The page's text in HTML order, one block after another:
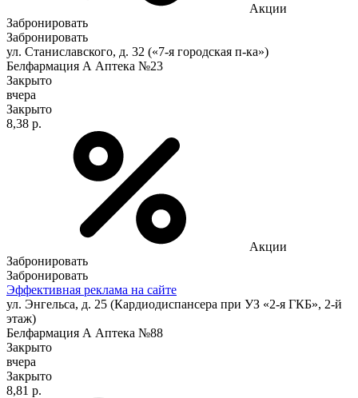
Акции
Забронировать
Забронировать
ул. Станиславского, д. 32 («7-я городская п-ка»)
Белфармация А Аптека №23
Закрыто
вчера
Закрыто
8,38 р.
Акции
Забронировать
Забронировать
Эффективная реклама на сайте
ул. Энгельса, д. 25 (Кардиодиспансера при УЗ «2-я ГКБ», 2-й
этаж)
Белфармация А Аптека №88
Закрыто
вчера
Закрыто
8,81 р.